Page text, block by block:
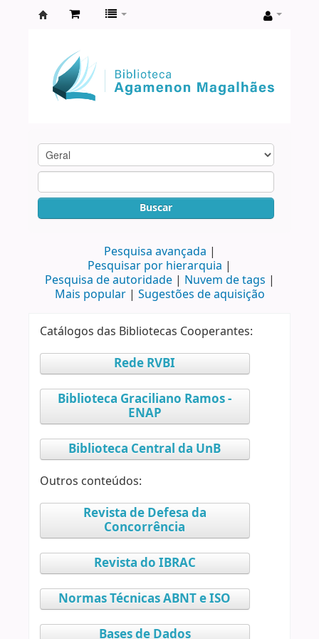
Agamenon
Magalhães
Buscar
Pesquisa avançada
Pesquisar por hierarquia
Pesquisa de autoridade
Nuvem de tags
Mais popular
Sugestões de aquisição
Catálogos das Bibliotecas Cooperantes:
Rede RVBI
Biblioteca Graciliano Ramos -
ENAP
Biblioteca Central da UnB
Outros conteúdos:
Revista de Defesa da
Concorrência
Revista do IBRAC
Normas Técnicas ABNT e ISO
Bases de Dados